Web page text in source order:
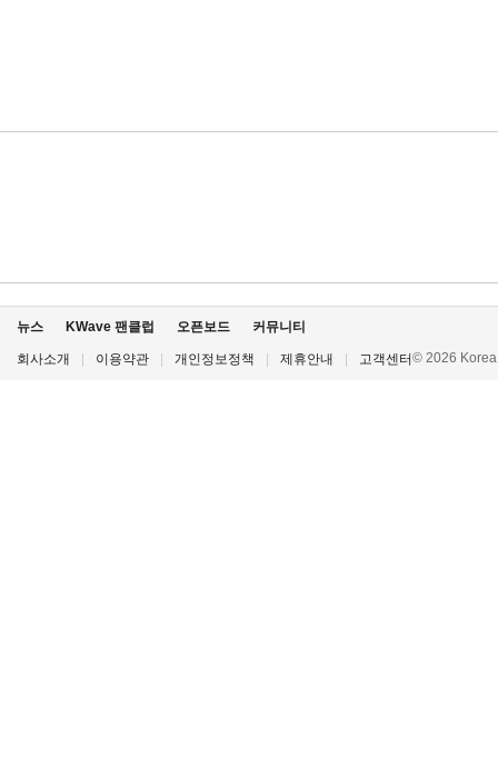
뉴스 KWave 팬클럽 오픈보드 커뮤니티
회사소개 이용약관 개인정보정책 제휴안내 고객센터© 2026